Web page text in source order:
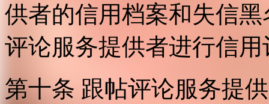
供者的信用档案和失信
评论服务提供者进行信用
第十条 跟帖评论服务提